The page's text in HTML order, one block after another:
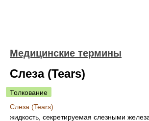
Медицинские термины
Слеза (Tears)
Толкование
Слеза (Tears)
жидкость, секретируемая слезными